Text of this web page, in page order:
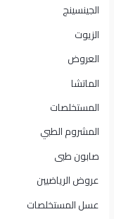
الجينسينج
الزيوت
العروض
الماتشا
المستخلصات
المشروم الطبي
صابون طبى
عروض الرياضيين
عسل المستخلصات